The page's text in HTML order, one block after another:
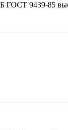
ГОСТ 9439-85